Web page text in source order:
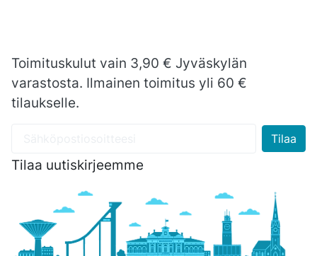
Toimituskulut vain 3,90 € Jyväskylän
varastosta. Ilmainen toimitus yli 60 €
tilaukselle.
Tilaa uutiskirjeemme